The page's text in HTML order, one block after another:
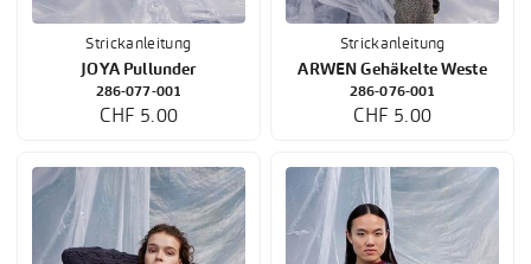
Strickanleitung
JOYA Pullunder
286-077-001
CHF 5.00
Strickanleitung
ARWEN Gehäkelte Weste
286-076-001
CHF 5.00